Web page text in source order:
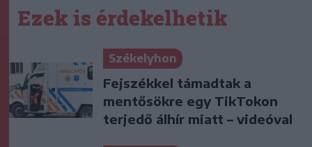
Ezek is érdekelhetik
Székelyhon
Fejszékkel támadtak a
mentősökre egy TikTokon
terjedő álhír miatt – videóval